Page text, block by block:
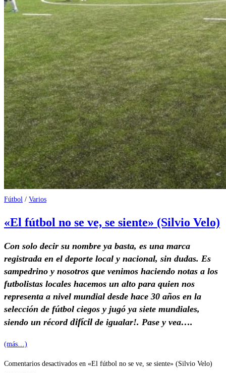
Fútbol / Varios
«El fútbol no se ve, se siente» (Silvio Velo)
Con solo decir su nombre ya basta, es una marca
registrada en el deporte local y nacional, sin dudas. Es
sampedrino y nosotros que venimos haciendo notas a los
futbolistas locales hacemos un alto para quien nos
representa a nivel mundial desde hace 30 años en la
selección de fútbol ciegos y jugó ya siete mundiales,
siendo un récord difícilde igualar!. Pase y vea….
(más…)
Comentarios desactivados en «El fútbol no se ve, se siente» (Silvio Velo)